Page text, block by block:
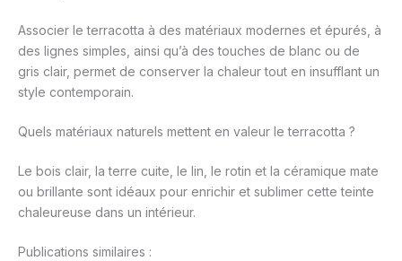
Associer le terracotta à des matériaux modernes et épurés, à
des lignes simples, ainsi qu’à des touches de blanc ou de
gris clair, permet de conserver la chaleur tout en insufflant un
style contemporain.
Quels matériaux naturels mettent en valeur le terracotta ?
Le bois clair, la terre cuite, le lin, le rotin et la céramique mate
ou brillante sont idéaux pour enrichir et sublimer cette teinte
chaleureuse dans un intérieur.
Publications similaires :